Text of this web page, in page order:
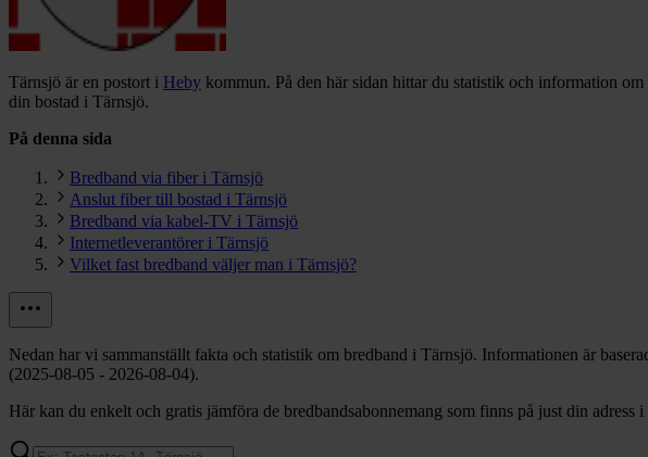
Tärnsjö är en postort i Heby kommun. På den här sidan hittar du statistik och information
din bostad i Tärnsjö.
På denna sida
Bredband via fiber i Tärnsjö
Anslut fiber till bostad i Tärnsjö
Bredband via kabel-TV i Tärnsjö
Internetleverantörer i Tärnsjö
Vilket fast bredband väljer man i Tärnsjö?
Nedan har vi sammanställt fakta och statistik om bredband i Tärnsjö. Informationen är
(2025-08-05 - 2026-08-04).
Här kan du enkelt och gratis jämföra de bredbandsabonnemang som finns på just din adress